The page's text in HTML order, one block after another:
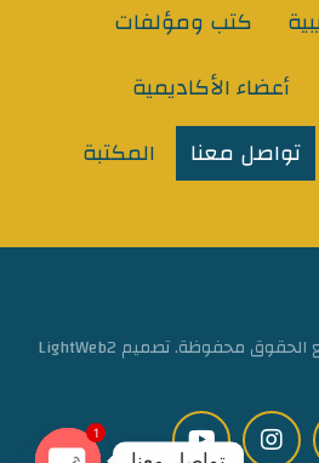
كتب ومؤلفات
أعضاء الأكاديمية
تواصل معنا المكتبة
1